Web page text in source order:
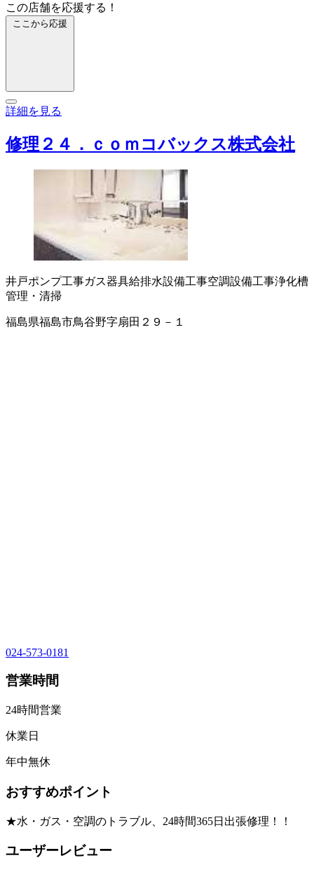
この店舗を応援する！
ここから応援
詳細を見る
修理２４．ｃｏｍコバックス株式会社
井戸ポンプ工事ガス器具給排水設備工事空調設備工事浄化槽
管理・清掃
福島県福島市鳥谷野字扇田２９－１
024-573-0181
営業時間
24時間営業
休業日
年中無休
おすすめポイント
★水・ガス・空調のトラブル、24時間365日出張修理！！
ユーザーレビュー